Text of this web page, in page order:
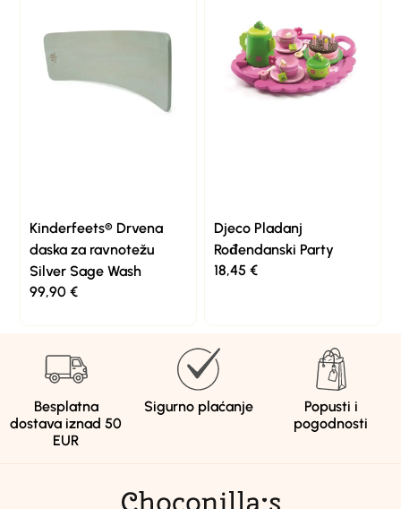
Kinderfeets® Drvena
daska za ravnotežu
Silver Sage Wash
99,90€
Djeco Pladanj
Rođendanski Party
18,45 €
Besplatna
dostava iznad 50
EUR
Sigurno plaćanje
Popusti i
pogodnosti